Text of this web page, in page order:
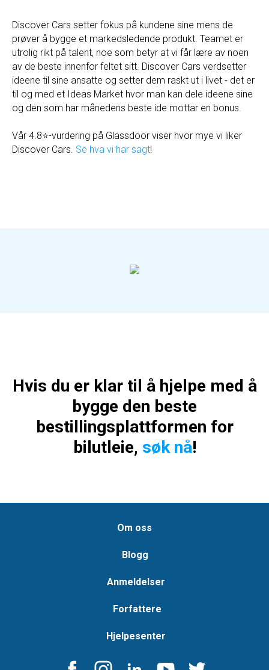
Discover Cars setter fokus på kundene sine mens de
prøver å bygge et markedsledende produkt. Teamet er
utrolig rikt på talent, noe som betyr at vi får lære av noen
av de beste innenfor feltet sitt. Discover Cars verdsetter
ideene til sine ansatte og setter dem raskt ut i livet - det er
til og med et Ideas Market hvor man kan dele ideene sine
og den som har månedens beste ide mottar en bonus.
Vår 4.8⭐-vurdering på Glassdoor viser hvor mye vi liker
Discover Cars. Se hva vi har sagt!
Hvis du er klar til å hjelpe med å
bygge den beste
bestillingsplattformen for
bilutleie, søk nå!
Om oss
Anmeldelser
Forfattere
Blogg
Hjelpesenter